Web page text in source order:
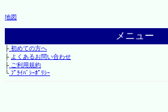
地図
メニュー
├初めての方へ
├ よくあるお問い合わせ
├ご利用規約
└ﾌﾟﾗｲﾊﾞｼｰﾎﾟﾘｼｰ